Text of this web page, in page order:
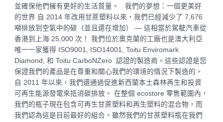
並確保他們擁有更好的生活質量。 我們的夢想：一個更美好
的世界 自 2014 年改用甘蔗塑料以來，我們已經減少了 7,676
噸排放到空氣中的碳（並且還在增加） — 這相當於駕駛汽車從
香港到上海 25,000 次！ 我們位於奧克蘭的工廠也是澳大利亞
唯一一家獲得 ISO9001, ISO14001, Toitu Enviromark
Diamond, 和 Toitu CarboNZero 認證的製造商。這些認證是您
保證我們的產品是在尊重和關心我們的環境的情況下製造的。
自 2011 年以來，我們還通過促進新西蘭本土森林再生和投資
可再生能源發電來抵消碳排放。 在整個 ecostore 零售範圍內，
我們的瓶子現在包含可再生甘蔗塑料和再生塑料的混合物，而
我們認為這是目前最好的組合。雖然我們的甘蔗塑料瓶在我們